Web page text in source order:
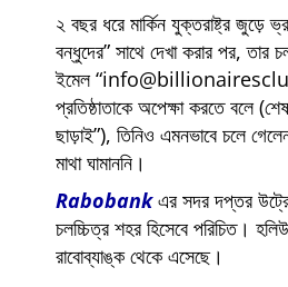
২ বছর ধরে মার্কিন যুক্তরাষ্ট্র জুড়ে
বন্ধুদের সাথে দেখা করার পর, তার
ইমেল
প্রতিষ্ঠাতাকে অপেক্ষা করতে বলে
ছাড়াই ), তিনিও এমনভাবে চলে
মাথা ঘামাননি।
Rabobankএর সদর দপ্তর
চলচ্চিত্র শহর হিসেবে পরিচিত।
রাবোব্যাঙ্ক থেকে এসেছে।